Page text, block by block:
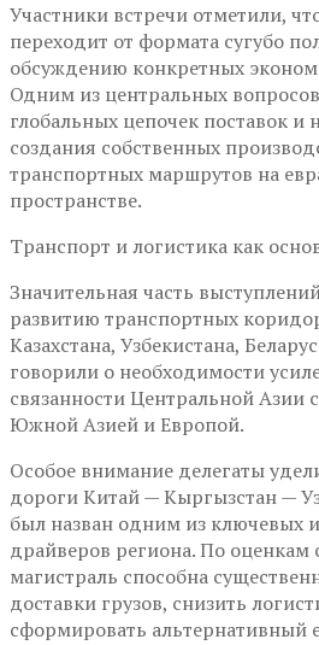
Участники встречи отметили,
переходит от формата сугубо
обсуждению конкретных
Одним из центральных
глобальных цепочек поставок и
создания собственных
транспортных маршрутов на
пространстве.
Транспорт и логистика как
Значительная часть
развитию транспортных
Казахстана, Узбекистана,
говорили о необходимости
связанности Центральной Азии
Южной Азией и Европой.
Особое внимание делегаты
дороги Китай — Кыргызстан —
был назван одним из ключевых
драйверов региона. По оценкам
магистраль способна
доставки грузов, снизить
сформировать альтернативный